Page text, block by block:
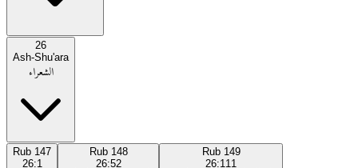
26
Ash-Shu'ara
الشعراء
Rub 147
26:1
Rub 148
26:52
Rub 149
26:111